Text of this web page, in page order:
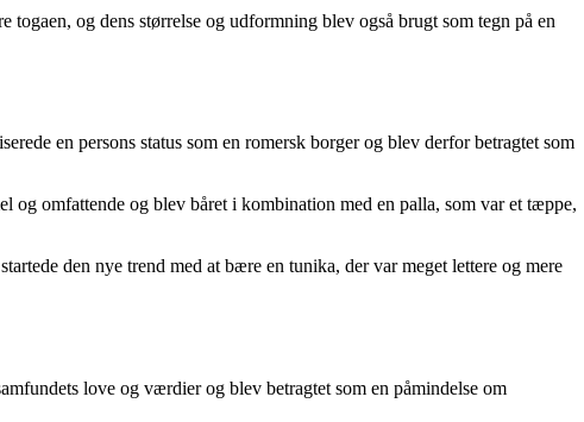
og dens størrelse og udformning blev også brugt som tegn på en
en persons status som en romersk borger og blev derfor betragtet som
omfattende og blev båret i kombination med en palla, som var et tæppe,
den nye trend med at bære en tunika, der var meget lettere og mere
love og værdier og blev betragtet som en påmindelse om